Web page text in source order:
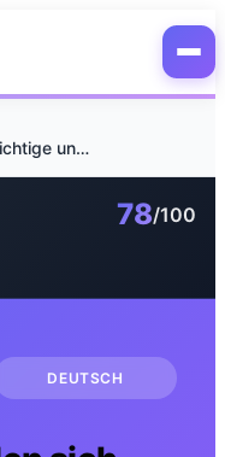
Wie unterscheiden sich kostenpflichtige und kostenlose GEO Tools?
78/100
DEUTSCH